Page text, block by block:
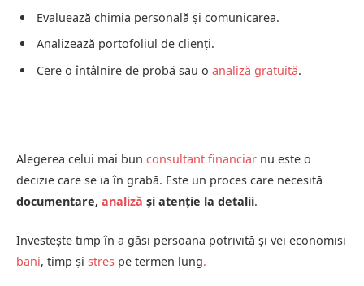
Evaluează chimia personală și comunicarea.
Analizează portofoliul de clienți.
Cere o întâlnire de probă sau o analiză gratuită.
Alegerea celui mai bun consultant financiar nu este o
decizie care se ia în grabă. Este un proces care necesită
documentare, analiză și atenție la detalii.
Investește timp în a găsi persoana potrivită și vei economisi
bani, timp și stres pe termen lung.